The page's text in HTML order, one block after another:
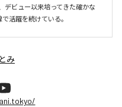
デビュー以来培ってきた確かな
活躍を続けている。
み